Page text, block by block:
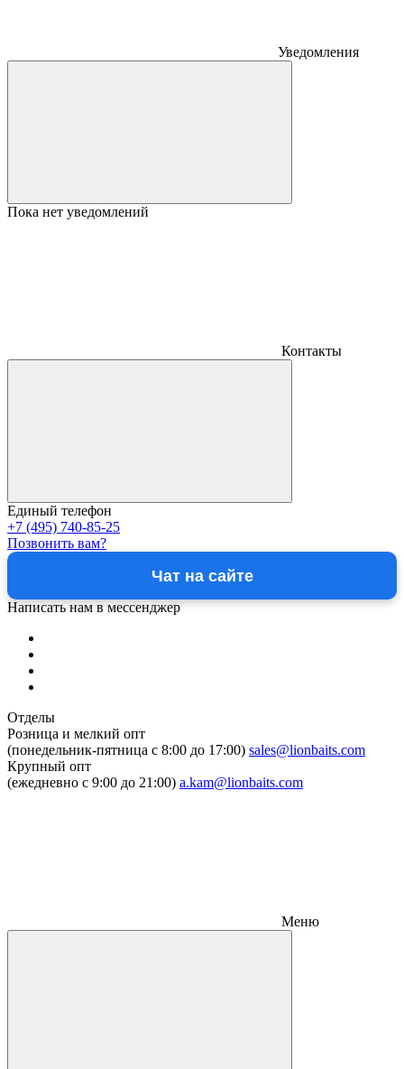
Уведомления
Пока нет уведомлений
Контакты
Единый телефон
+7 (495) 740-85-25
Позвонить вам?
Чат на сайте
Написать нам в мессенджер
Отделы
Розница и мелкий опт
(понедельник-пятница c 8:00 до 17:00) sales@lionbaits.com
Крупный опт
(ежедневно с 9:00 до 21:00) a.kam@lionbaits.com
Меню